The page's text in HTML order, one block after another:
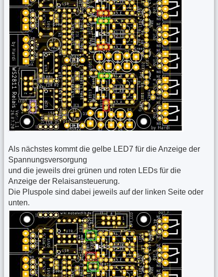
Als nächstes kommt die gelbe LED7 für die Anzeige der
Spannungsversorgung
und die jeweils drei grünen und roten LEDs für die
Anzeige der Relaisansteuerung.
Die Pluspole sind dabei jeweils auf der linken Seite oder
unten.